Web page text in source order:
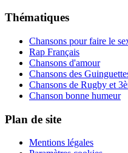
Thématiques
Chansons pour faire le
Rap Français
Chansons d'amour
Chansons des
Chansons de Rugby et
Chanson bonne humeur
Plan de site
Mentions légales